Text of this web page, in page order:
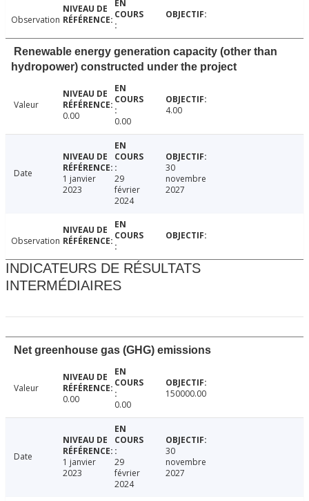
Observation
Renewable energy generation capacity (other than
hydropower) constructed under the project
Valeur
0.00
0.00
4.00
Date
1 janvier
2023
29
février
2024
30
novembre
2027
Observation
INDICATEURS DE RÉSULTATS
INTERMÉDIAIRES
Net greenhouse gas (GHG) emissions
Valeur
0.00
0.00
150000.00
Date
1 janvier
2023
29
février
2024
30
novembre
2027